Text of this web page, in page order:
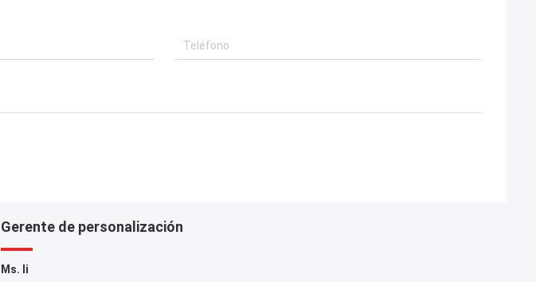
Gerente de personalización
Ms. li